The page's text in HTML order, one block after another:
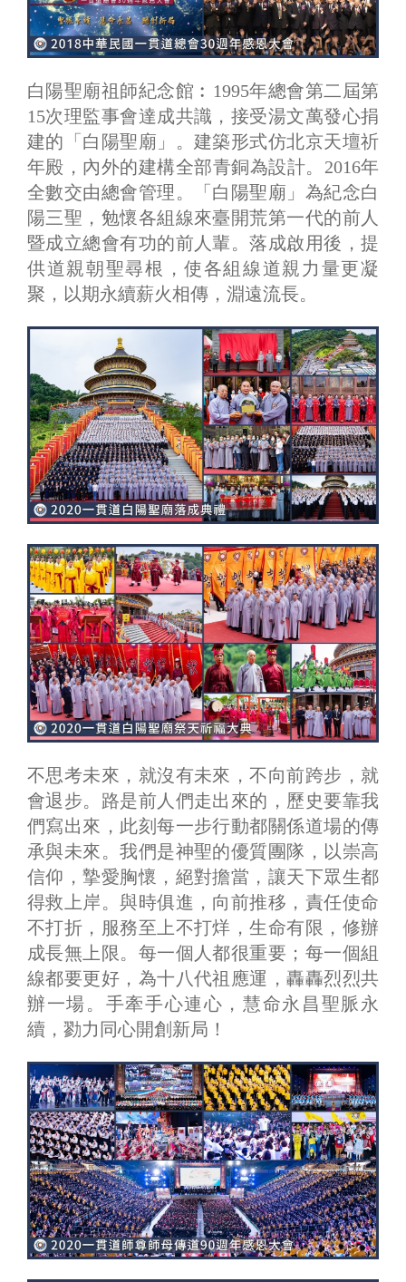
白陽聖廟祖師紀念館︰1995年總會第二屆第
15次理監事會達成共識，接受湯文萬發心捐
建的「白陽聖廟」。建築形式仿北京天壇祈
年殿，內外的建構全部青銅為設計。2016年
全數交由總會管理。「白陽聖廟」為紀念白
陽三聖，勉懷各組線來臺開荒第一代的前人
暨成立總會有功的前人輩。落成啟用後，提
供道親朝聖尋根，使各組線道親力量更凝
聚，以期永續薪火相傳，淵遠流長。
不思考未來，就沒有未來，不向前跨步，就
會退步。路是前人們走出來的，歷史要靠我
們寫出來，此刻每一步行動都關係道場的傳
承與未來。我們是神聖的優質團隊，以崇高
信仰，摯愛胸懷，絕對擔當，讓天下眾生都
得救上岸。與時俱進，向前推移，責任使命
不打折，服務至上不打烊，生命有限，修辦
成長無上限。每一個人都很重要；每一個組
線都要更好，為十八代祖應運，轟轟烈烈共
辦一場。手牽手心連心，慧命永昌聖脈永
續，勠力同心開創新局！